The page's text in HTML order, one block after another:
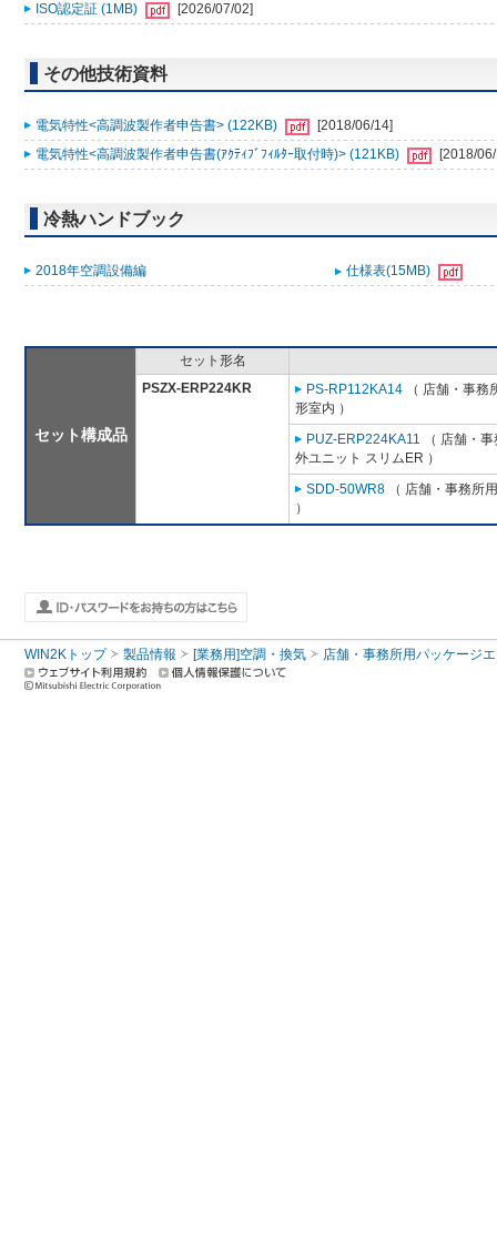
ISO認定証 (1MB)
[2026/07/02]
その他技術資料
電気特性<高調波製作者申告書> (122KB)
[2018/06/14]
電気特性<高調波製作者申告書(ｱｸﾃｨﾌﾞﾌｨﾙﾀｰ取付時)> (121KB)
[2018/
冷熱ハンドブック
2018年空調設備編 仕様表(15MB)
セット構成品
セット形名
PSZX-ERP224KR
PS-RP112KA14 （ 店舗・事務
形室内 ）
PUZ-ERP224KA11 （ 店舗・
外ユニット スリムER ）
SDD-50WR8 （ 店舗・事務所
）
WIN2Kトップ 製品情報 [業務用]空調・換気 店舗・事務所用パッケージ